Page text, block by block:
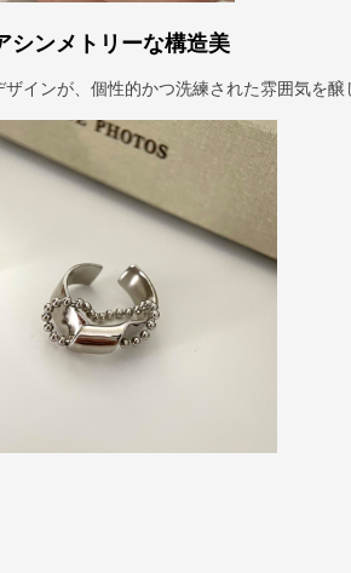
シンメトリーな構造美
インが、個性的かつ洗練された雰囲気を醸